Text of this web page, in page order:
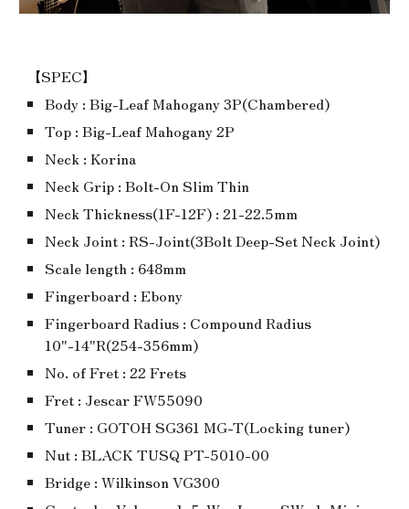
【SPEC】
Body : Big-Leaf Mahogany 3P(Chambered)
Top : Big-Leaf Mahogany 2P
Neck : Korina
Neck Grip : Bolt-On Slim Thin
Neck Thickness(1F-12F) : 21-22.5mm
Neck Joint : RS-Joint(3Bolt Deep-Set Neck Joint)
Scale length : 648mm
Fingerboard : Ebony
Fingerboard Radius : Compound Radius
10"-14"R(254-356mm)
No. of Fret : 22 Frets
Fret : Jescar FW55090
Tuner : GOTOH SG361 MG-T(Locking tuner)
Nut : BLACK TUSQ PT-5010-00
Bridge : Wilkinson VG300